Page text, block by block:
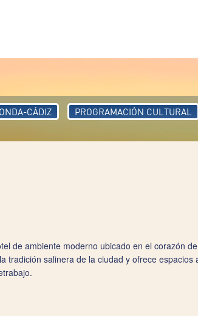
ONDA-CÁDIZ PROGRAMACIÓN CULTURAL
de ambiente moderno ubicado en el corazón
tradición salinera de la ciudad y ofrece